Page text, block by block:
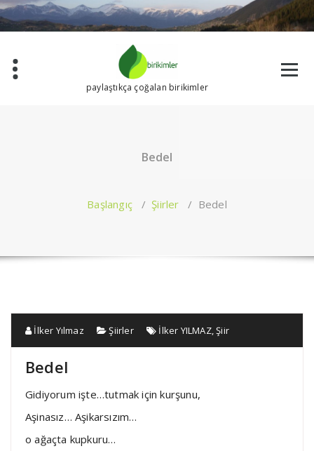
İçeriğe
geç
paylaştıkça çoğalan birikimler
Bedel
Başlangıç /Şiirler / Bedel
İlker Yılmaz Şiirler İlker YILMAZ,Şiir
Bedel
Gidiyorum işte…tutmak için kurşunu,
Aşinasız… Aşikarsızım…
o ağaçta kupkuru…